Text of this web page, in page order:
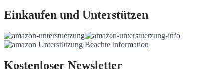
Einkaufen und Unterstützen
Kostenloser Newsletter